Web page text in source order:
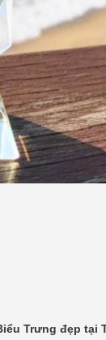
Trưng đẹp tại